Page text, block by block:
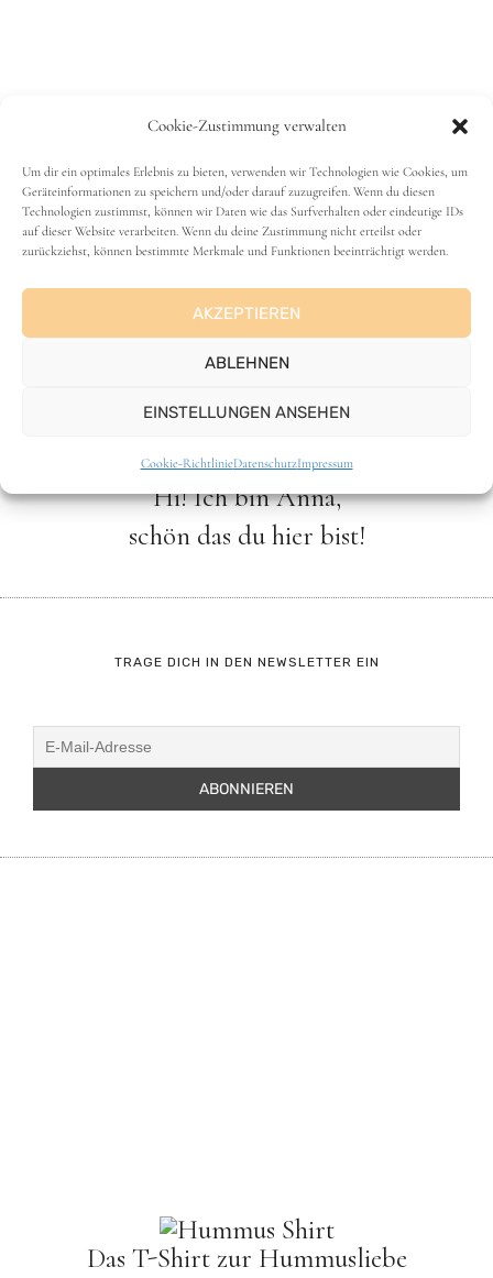
Cookie-Zustimmung verwalten
Um dir ein optimales Erlebnis zu bieten, verwenden wir Technologien wie Cookies, um
Geräteinformationen zu speichern und/oder darauf zuzugreifen. Wenn du diesen
Technologien zustimmst, können wir Daten wie das Surfverhalten oder eindeutige IDs
auf dieser Website verarbeiten. Wenn du deine Zustimmung nicht erteilst oder
zurückziehst, können bestimmte Merkmale und Funktionen beeinträchtigt werden.
AKZEPTIEREN
ABLEHNEN
EINSTELLUNGEN ANSEHEN
Cookie-RichtlinieDatenschutzImpressum
Ich freu mich über eine Bewertung
Klicke einfach auf die Sterne
Durchschnittliche Bewertung4.4/ 5. Anzahl
Bewertungen:9
Asiatisch
Hi! Ich bin Anna,
schön das du hier bist!
TRAGE DICH IN DEN NEWSLETTER EIN
Das T-Shirt zur Hummusliebe